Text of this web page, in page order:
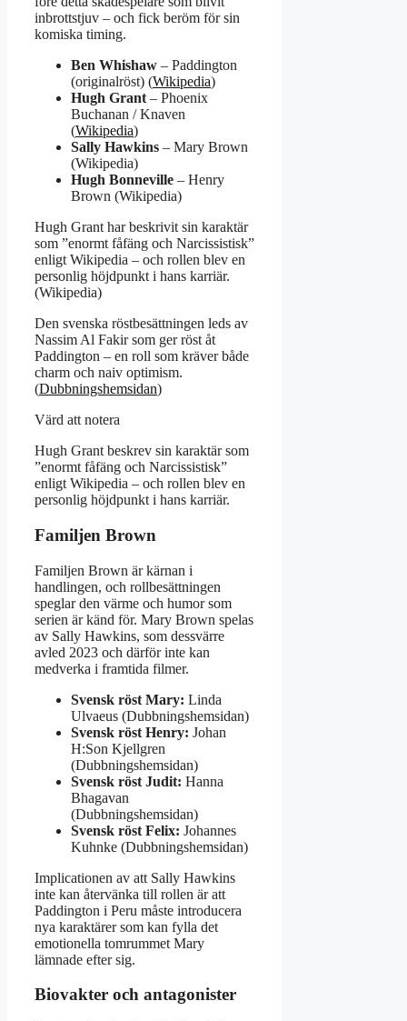
inbrottstjuv – och fick beröm för sin
komiska timing.
Ben Whishaw – Paddington
(originalröst) (Wikipedia)
Hugh Grant – Phoenix
Buchanan / Knaven
(Wikipedia)
Sally Hawkins – Mary Brown
(Wikipedia)
Hugh Bonneville – Henry
Brown (Wikipedia)
Hugh Grant har beskrivit sin karaktär
som ”enormt fåfäng och Narcissistisk”
enligt Wikipedia – och rollen blev en
personlig höjdpunkt i hans karriär.
(Wikipedia)
Den svenska röstbesättningen leds av
Nassim Al Fakir som ger röst åt
Paddington – en roll som kräver både
charm och naiv optimism.
(Dubbningshemsidan)
Värd att notera
Hugh Grant beskrev sin karaktär som
”enormt fåfäng och Narcissistisk”
enligt Wikipedia – och rollen blev en
personlig höjdpunkt i hans karriär.
Familjen Brown
Familjen Brown är kärnan i
handlingen, och rollbesättningen
speglar den värme och humor som
serien är känd för. Mary Brown spelas
av Sally Hawkins, som dessvärre
avled 2023 och därför inte kan
medverka i framtida filmer.
Svensk röst Mary: Linda
Ulvaeus (Dubbningshemsidan)
Svensk röst Henry: Johan
H:Son Kjellgren
(Dubbningshemsidan)
Svensk röst Judit: Hanna
Bhagavan
(Dubbningshemsidan)
Svensk röst Felix: Johannes
Kuhnke (Dubbningshemsidan)
Implicationen av att Sally Hawkins
inte kan återvänka till rollen är att
Paddington i Peru måste introducera
nya karaktärer som kan fylla det
emotionella tomrummet Mary
lämnade efter sig.
Biovakter och antagonister